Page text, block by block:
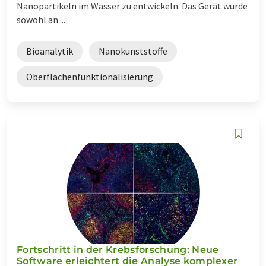
Nanopartikeln im Wasser zu entwickeln. Das Gerät wurde
sowohl an ...
Bioanalytik Nanokunststoffe
Oberflächenfunktionalisierung
Fortschritt in der Krebsforschung: Neue
Software erleichtert die Analyse komplexer